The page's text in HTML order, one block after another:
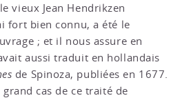
vieux Jean Hendrikzen
fort bien connu, a été le
; et il nous assure en
aussi traduit en hollandais
de Spinoza, publiées en 1677.
cas de ce traité de